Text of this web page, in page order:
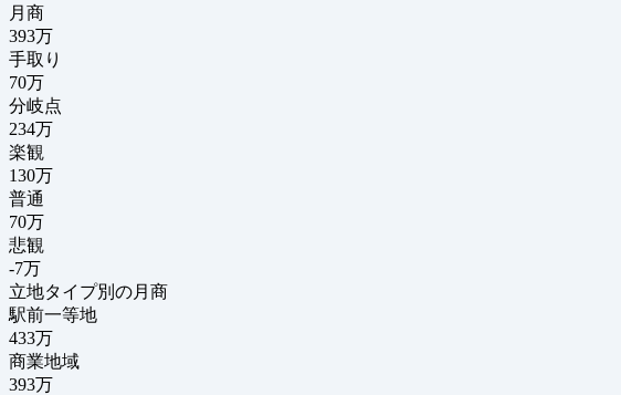
月商
393万
手取り
70万
分岐点
234万
楽観
130万
普通
70万
悲観
-7万
立地タイプ別の月商
駅前一等地
433万
商業地域
393万